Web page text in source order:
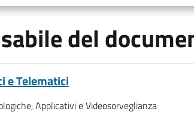
del
e Telematici
Applicativi e Videosorveglianza